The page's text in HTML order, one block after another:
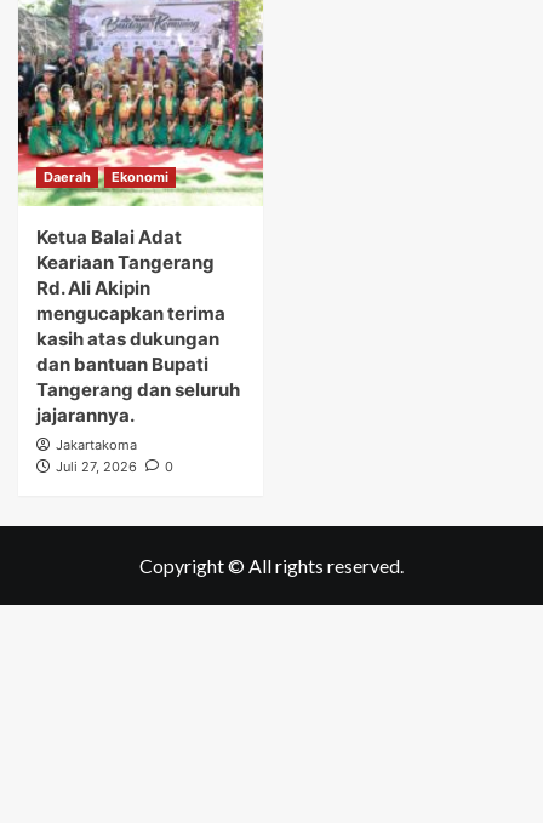
Daerah Ekonomi
Ketua Balai Adat
Keariaan Tangerang
Rd. Ali Akipin
mengucapkan terima
kasih atas dukungan
dan bantuan Bupati
Tangerang dan seluruh
jajarannya.
Jakartakoma
Juli 27, 2026
0
Copyright © All rights reserved.